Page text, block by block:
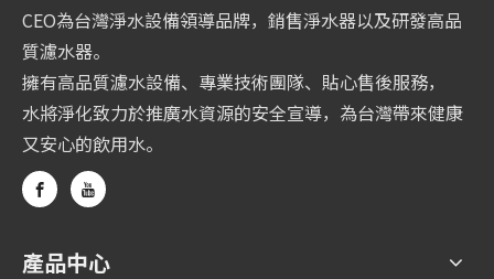
CEO為台灣淨水設備領導品牌，銷售淨水器以及研發高品
質濾水器。
擁有高品質濾水設備、專業技術團隊、貼心售後服務，
水將淨化致力於推廣水資源的安全宣導，為台灣帶來健康
又安心的飲用水。
產品中心